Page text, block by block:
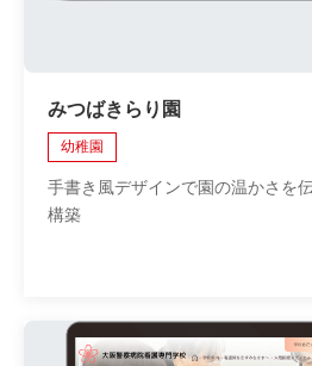
みつばきらり園
幼稚園
手書き風デザインで園の温かさを
構築